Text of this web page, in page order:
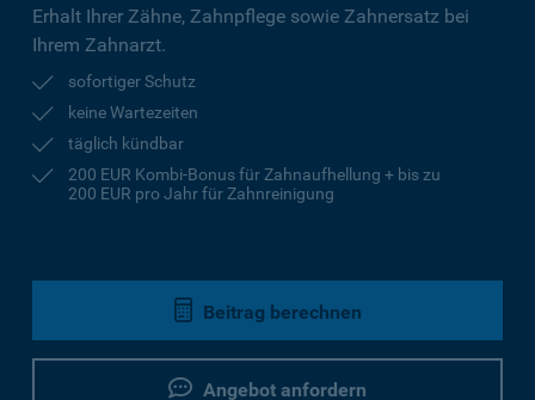
Erhalt Ihrer Zähne, Zahnpflege sowie Zahnersatz bei
Ihrem Zahnarzt.
sofortiger Schutz
keine Wartezeiten
täglich kündbar
200 EUR Kombi-Bonus für Zahnaufhellung + bis zu
200 EUR pro Jahr für Zahnreinigung
Beitrag berechnen
Angebot anfordern